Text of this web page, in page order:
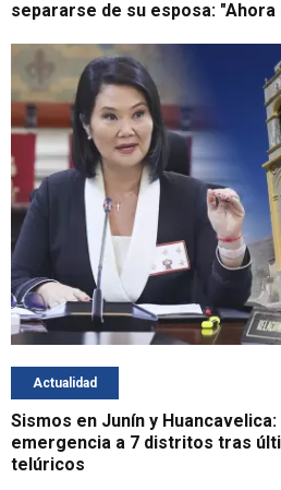
separarse de su esposa: "Ahora
Actualidad
Sismos en Junín y
emergencia a 7 distritos tras
telúricos